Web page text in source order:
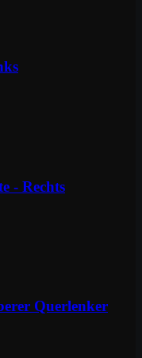
- Rechts
Querlenker